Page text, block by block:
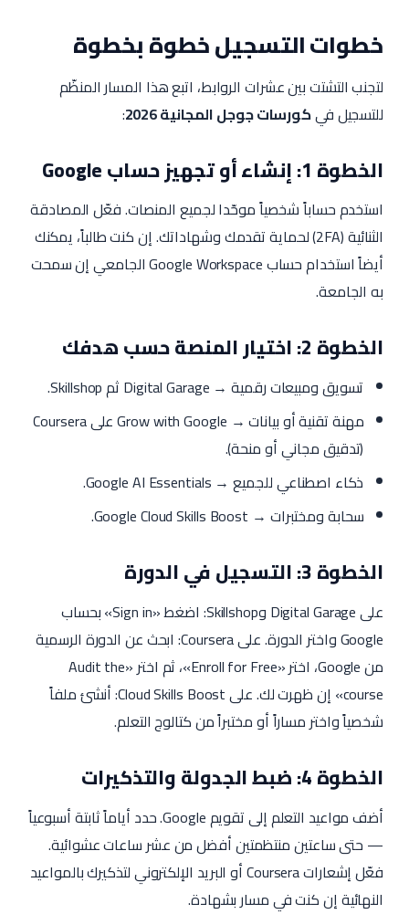
خطوات التسجيل خطوة بخطوة
لتجنب التشتت بين عشرات الروابط، اتبع هذا المسار المنظّم
للتسجيل فيكورسات جوجل المجانية 2026 :
الخطوة 1: إنشاء أو تجهيز حساب Google
استخدم حساباً شخصياً موحّدا لجميع المنصات. فعّل المصادقة
الثنائية (2FA) لحماية تقدمك وشهاداتك. إن كنت طالباً، يمكنك
أيضاً استخدام حساب Google Workspace الجامعي إن سمحت
به الجامعة.
الخطوة 2: اختيار المنصة حسب هدفك
تسويق ومبيعات رقمية → Digital Garage ثم Skillshop.
مهنة تقنية أو بيانات → Grow with Google على Coursera
(تدقيق مجاني أو منحة).
ذكاء اصطناعي للجميع → Google AI Essentials.
سحابة ومختبرات → Google Cloud Skills Boost.
الخطوة 3: التسجيل في الدورة
على Digital Garage وSkillshop: اضغط «Sign in» بحساب
Google واختر الدورة. على Coursera: ابحث عن الدورة الرسمية
من Google، اختر «Enroll for Free»، ثم اختر «Audit the
course» إن ظهرت لك. على Cloud Skills Boost: أنشئ ملفاً
شخصياً واختر مساراً أو مختبراً من كتالوج التعلم.
الخطوة 4: ضبط الجدولة والتذكيرات
أضف مواعيد التعلم إلى تقويم Google. حدد أياماً ثابتة أسبوعياً
— حتى ساعتين منتظمتين أفضل من عشر ساعات عشوائية.
فعّل إشعارات Coursera أو البريد الإلكتروني لتذكيرك بالمواعيد
النهائية إن كنت في مسار بشهادة.